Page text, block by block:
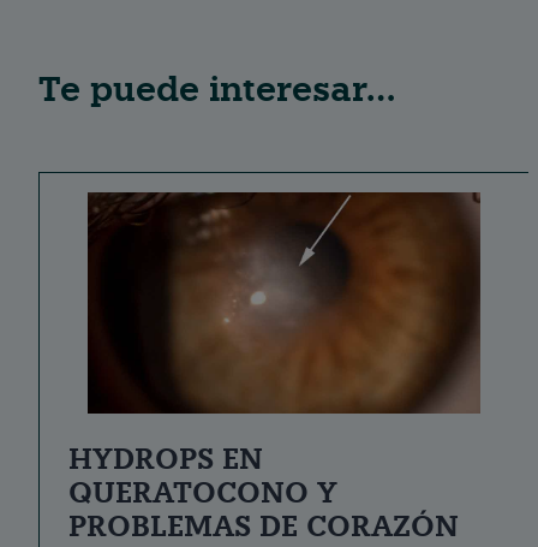
Te puede interesar…
HYDROPS EN
QUERATOCONO Y
PROBLEMAS DE CORAZÓN